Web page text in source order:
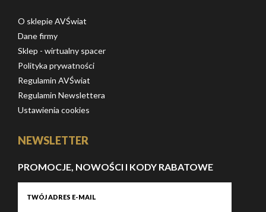
O sklepie AVŚwiat
Dane firmy
Sklep - wirtualny spacer
Polityka prywatności
Regulamin AVŚwiat
Regulamin Newslettera
Ustawienia cookies
NEWSLETTER
PROMOCJE, NOWOŚCI I KODY RABATOWE